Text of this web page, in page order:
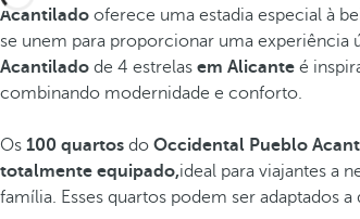
Acantilado oferece uma estadia especial à
se unem para proporcionar uma experiência
Acantilado de 4 estrelas em Alicante é
combinando modernidade e conforto.
Os 100 quartos do Occidental Pueblo
totalmente equipado,ideal para viajantes a
família. Esses quartos podem ser adaptados